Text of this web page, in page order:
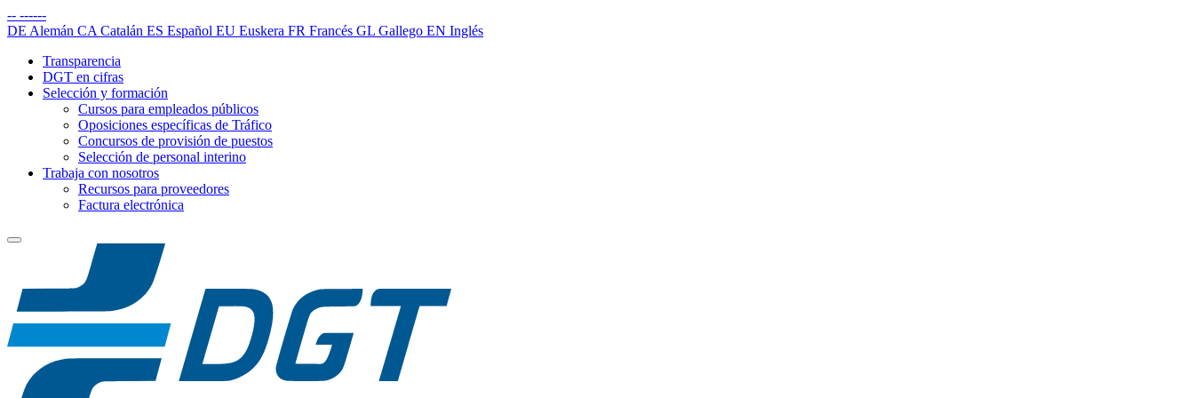
-- ------
DE Alemán CA Catalán ES Español EU Euskera FR Francés GL Gallego EN Inglés
Transparencia
DGT en cifras
Selección y formación
Cursos para empleados públicos
Oposiciones específicas de Tráfico
Concursos de provisión de puestos
Selección de personal interino
Trabaja con nosotros
Recursos para proveedores
Factura electrónica